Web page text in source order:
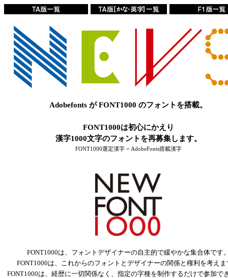
Adobefonts が FONT1000 のフォントを搭載。
FONT1000は初心にかえり
漢字1000文字のフォントを再募集します。
FONT1000選定漢字 = AdobeFonts搭載漢字
FONT1000は、フォントデザイナーの自主的で緩やかな集合体です
FONT1000は、これからのフォントとデザイナーの関係と権利を考えま
FONT1000は、経歴に一切関係なく、指定の字種を制作するだけで参加で